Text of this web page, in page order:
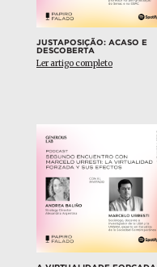
JUSTAPOSIÇÃO: ACASO E
DESCOBERTA
Ler artigo completo